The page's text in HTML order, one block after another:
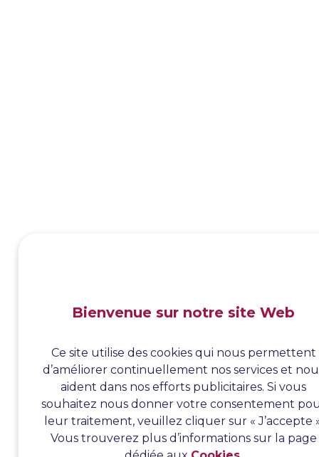
Bienvenue sur notre site Web
Ce site utilise des cookies qui nous permettent
d’améliorer continuellement nos services et
aident dans nos efforts publicitaires. Si vous
souhaitez nous donner votre consentement
leur traitement, veuillez cliquer sur « J’accepte
Vous trouverez plus d’informations sur la page